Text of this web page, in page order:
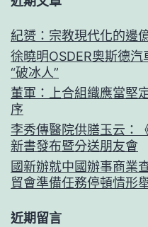
紀赟：宗教現代化的邊
徐曉明OSDER奧斯德
“破冰人”
董軍：上合組織應當堅
序
李秀傳醫院供膳玉云：
新書發布暨分送朋友會
國新辦就中國辦事商業
貿會準備任務停頓情形
近期留言